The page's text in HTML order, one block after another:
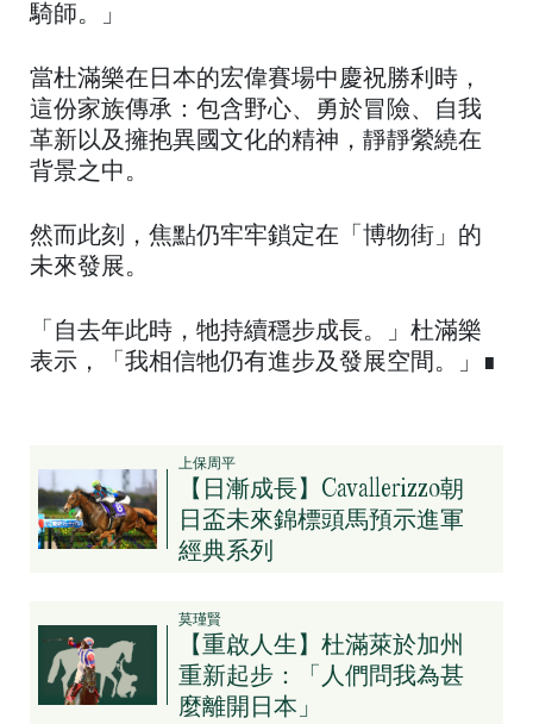
騎師。」
當杜滿樂在日本的宏偉賽場中慶祝勝利時，
這份家族傳承：包含野心、勇於冒險、自我
革新以及擁抱異國文化的精神，靜靜縈繞在
背景之中。
然而此刻，焦點仍牢牢鎖定在「博物街」的
未來發展。
「自去年此時，牠持續穩步成長。」杜滿樂
表示，「我相信牠仍有進步及發展空間。」∎
上保周平
【日漸成長】Cavallerizzo朝
日盃未來錦標頭馬預示進軍
經典系列
莫瑾賢
【重啟人生】杜滿萊於加州
重新起步：「人們問我為甚
麼離開日本」